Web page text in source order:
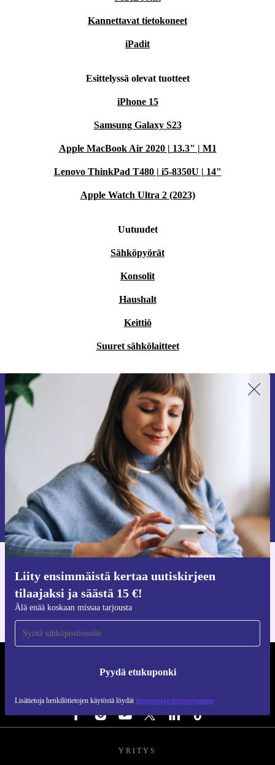
Kannettavat tietokoneet
iPadit
Esittelyssä olevat tuotteet
iPhone 15
Samsung Galaxy S23
Apple MacBook Air 2020 | 13.3" | M1
Lenovo ThinkPad T480 | i5-8350U | 14"
Apple Watch Ultra 2 (2023)
Uutuudet
Sähköpyörät
Konsolit
Haushalt
Keittiö
Suuret sähkölaitteet
Liity ensimmäistä kertaa uutiskirjeen
tilaajaksi ja säästä 15 €!
Älä enää koskaan missaa tarjousta
Pyydä etukuponki
Lisätietoja henkilötietojen käytöstä löydät tietosuojaselosteestamme
Liity ensimmäistä kertaa uutiskirjeen
tilaajaksi ja säästä 15 €!
Älä missaa enää yhtäkään tarjousta.
Pyydä etukuponki
Lisätietoja henkilötietojen käytöstä löydättietosuojaselosteestamme.
iOS:lle ja Androidille
YRITYS